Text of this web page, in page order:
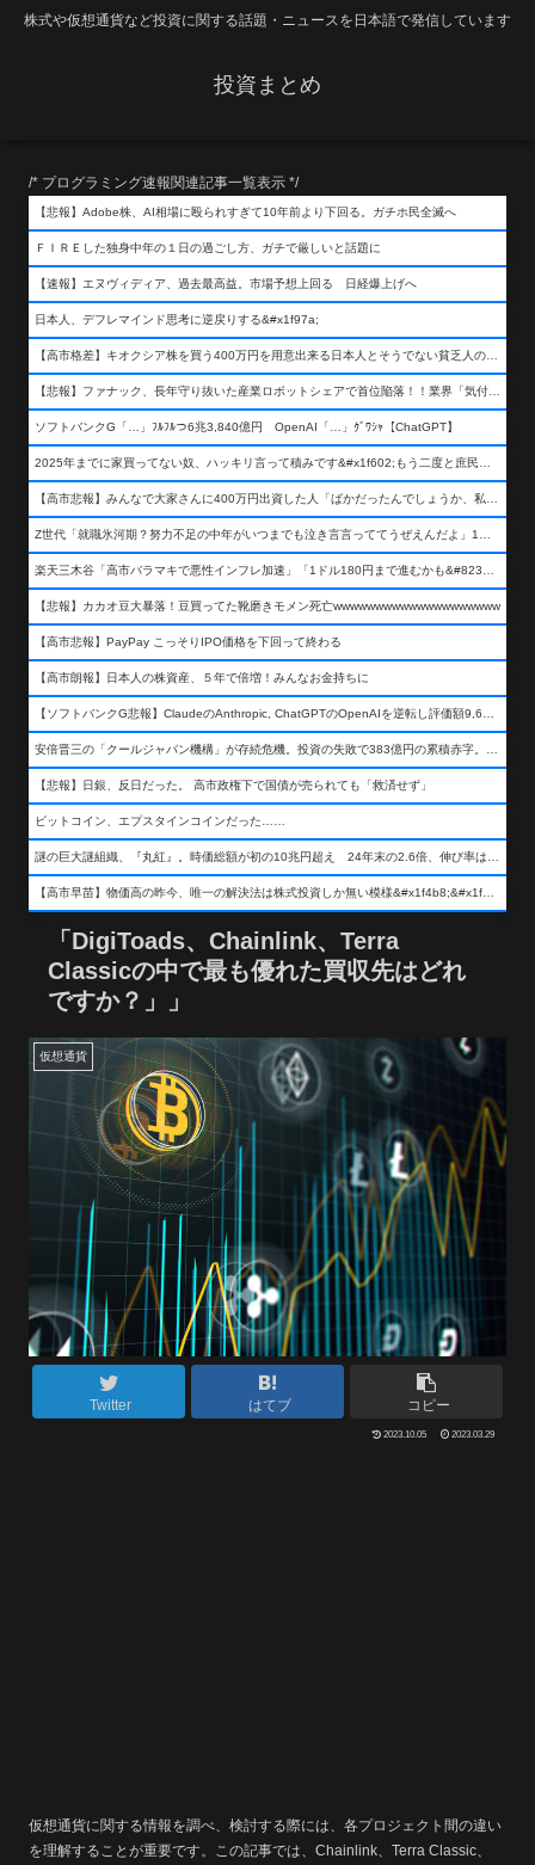
株式や仮想通貨など投資に関する話題・ニュースを日本語で発信しています
投資まとめ
/* プログラミング速報関連記事一覧表示 */
【悲報】Adobe株、AI相場に殴られすぎて10年前より下回る。ガチホ民全滅へ
ＦＩＲＥした独身中年の１日の過ごし方、ガチで厳しいと話題に
【速報】エヌヴィディア、過去最高益。市場予想上回る 日経爆上げへ
日本人、デフレマインド思考に逆戻りする&#x1f97a;
【高市格差】キオクシア株を買う400万円を用意出来る日本人とそうでない貧乏人の差が超広まるって事よ
【悲報】ファナック、長年守り抜いた産業ロボットシェアで首位陥落！！業界「気付いたら一気に抜かれていた…」
ソフトバンクG「…」ﾌﾙﾌﾙつ6兆3,840億円 OpenAI「…」ｸﾞﾜｼｬ【ChatGPT】
2025年までに家買ってない奴、ハッキリ言って積みです&#x1f602;もう二度と庶民が買える値段になりません&#x1f602;&#x1f602;&#x1f602;
【高市悲報】みんなで大家さんに400万円出資した人「ばかだったんでしょうか、私は&#x1f622;」
Z世代「就職氷河期？努力不足の中年がいつまでも泣き言言っててうぜえんだよ」1万いいね
楽天三木谷「高市バラマキで悪性インフレ加速」「1ドル180円まで進むかも&#8230;もう看過できない」
【悲報】カカオ豆大暴落！豆買ってた靴磨きモメン死亡wwwwwwwwwwwwwwwwwwww
【高市悲報】PayPay こっそりIPO価格を下回って終わる
【高市朗報】日本人の株資産、５年で倍増！みんなお金持ちに
【ソフトバンクG悲報】ClaudeのAnthropic, ChatGPTのOpenAIを逆転し評価額9,650億ドル (約154兆円) の世界一価値あるAI企業に……
安倍晋三の「クールジャパン機構」が存続危機。投資の失敗で383億円の累積赤字。2025年度決算も大赤字の可能性。責任の所在はウヤムヤ
【悲報】日銀、反日だった。 高市政権下で国債が売られても「救済せず」
ビットコイン、エプスタインコインだった……
謎の巨大謎組織、『丸紅』。時価総額が初の10兆円超え 24年末の2.6倍、伸び率は謎組織首位
【高市早苗】物価高の昨今、唯一の解決法は株式投資しか無い模様&#x1f4b8;&#x1f4b8;&#x1f4b8;
「DigiToads、Chainlink、Terra
Classicの中で最も優れた買収先はどれ
ですか？」」
仮想通貨
Twitter はてブ コピー
2023.10.05 2023.03.29
仮想通貨に関する情報を調べ、検討する際には、各プロジェクト間の違い
を理解することが重要です。この記事では、Chainlink、Terra Classic、